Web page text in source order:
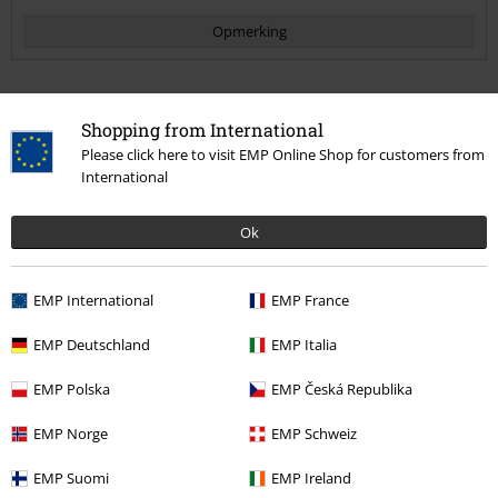
Shopping from International
Please click here to visit EMP Online Shop for customers from
International
Ok
EMP International EMP France
EMP Deutschland EMP Italia
EMP Polska EMP Česká Republika
EMP Norge EMP Schweiz
EMP Suomi EMP Ireland
Opmerking
Meer categorieën. Meer opties.
Bandmerch Wonen
Drinkglazen en flessen
Nieuw Wonen & vrije tijd Wonen Keukenspullen
Drinkglazen en
flessen
Nieuw Bandmerch
Lifestyle Keukenaccessoires Drinkglazen